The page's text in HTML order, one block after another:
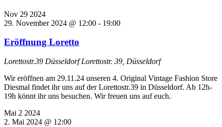
Nov 29 2024
29. November 2024 @ 12:00 - 19:00
Eröffnung Loretto
Lorettostr.39 DüsseldorfLorettostr. 39, Düsseldorf
Wir eröffnen am 29.11.24 unseren 4. Original Vintage Fashion Store
Diesmal findet ihr uns auf der Lorettostr.39 in Düsseldorf. Ab 12h-
19h könnt ihr uns besuchen. Wir freuen uns auf euch.
Mai 2 2024
2. Mai 2024 @ 12:00